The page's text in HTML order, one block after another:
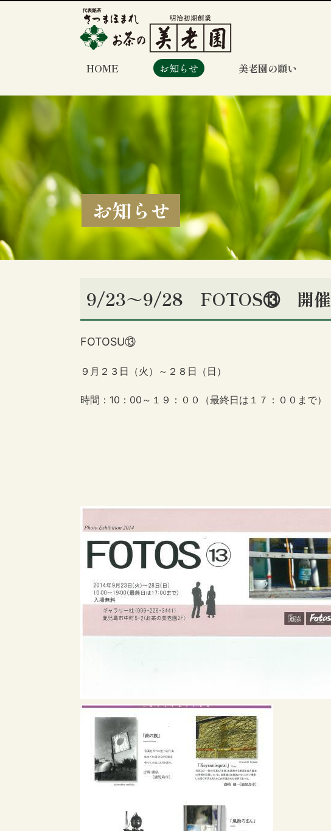
HOME お知らせ 美老園の願い
お知らせ
9/23～9/28 FOTOS⑬ 開催
FOTOSU⑬
９月２３日（火）～２８日（日）
時間：10：00～１９：００（最終日は１７：００まで）